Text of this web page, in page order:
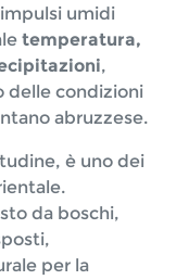
umidi
temperatura,
,
delle condizioni
abruzzese.
è uno dei
da boschi,
per la